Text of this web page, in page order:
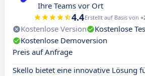
Ihre Teams vor Ort
4.4Erstellt auf Basis von
Kostenlose Version
Kostenlose
Kostenlose Demoversion
Preis auf Anfrage
Skello bietet eine innovative Lösung